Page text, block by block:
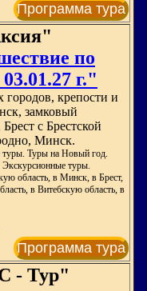
Программа тура
по
г."
крепости и
замковый
с Брестской
Минск.
Туры на Новый год.
Экскурсионные туры.
область, в Минск, в Брест,
в Витебскую область, в
Программа тура
- Тур"